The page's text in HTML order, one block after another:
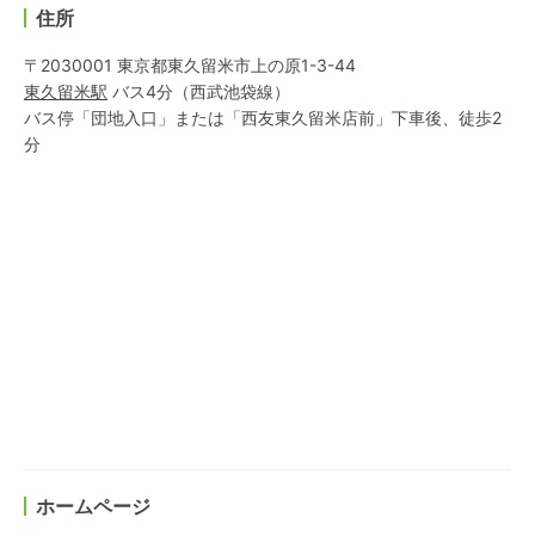
住所
〒2030001 東京都東久留米市上の原1-3-44
東久留米駅 バス4分 （西武池袋線）
バス停「団地入口」または「西友東久留米店前」下車後、徒歩2
分
ホームページ